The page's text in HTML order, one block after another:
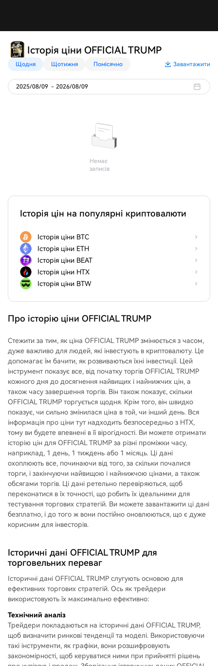
Історія ціни OFFICIAL TRUMP
Щодня Щотижня Помісячно Завантажити
2025/08/09 - 2026/08/09
Немає
записів
Історія цін на популярні криптовалюти
Історія ціни BTC
Історія ціни ETH
Історія ціни BEAT
Історія ціни HTX
Історія ціни BTW
Про історію ціни OFFICIAL TRUMP
Стежити за тим, як ціна OFFICIAL TRUMP змінюється з часом,
дуже важливо для людей, які інвестують в криптовалюту. Це
допомагає їм бачити, як розвиваються їхні інвестиції. Цей
інструмент показує все, від початку торгів OFFICIAL TRUMP
кожного дня до досягнення найвищих і найнижчих цін, а
також часу завершення торгів. Він також показує, скільки
OFFICIAL TRUMP торгується щодня. Крім того, він швидко
показує, чи сильно змінилася ціна в той, чи інший день. Вся
інформація про ціни тут надходить безпосередньо з HTX,
тому ви будете впевнені в її вірогідності. Ви можете отримати
історію цін для OFFICIAL TRUMP за різні проміжки часу,
наприклад, 1 день, 1 тиждень або 1 місяць. Ці дані
охоплюють все, починаючи від того, за скільки почалися
торги, і закінчуючи найвищою і найнижчою цінами, а також
обсягами торгів. Ці дані ретельно перевіряються, щоб
переконатися в їх точності, що робить їх ідеальними для
тестування торгових стратегій. Ви можете завантажити ці дані
безплатно, і до того ж вони постійно оновлюються, що є дуже
корисним для інвесторів.
Історичні дані OFFICIAL TRUMP для
торговельних переваг
Історичні дані OFFICIAL TRUMP слугують основою для
ефективних торгових стратегій. Ось як трейдери
використовують їх максимально ефективно:
Технічний аналіз
Трейдери покладаються на історичні дані OFFICIAL TRUMP,
щоб визначити ринкові тенденції та моделі. Використовуючи
такі інструменти, як графіки, вони розшифровують
закономірності, щоб керуватися ними при прийнятті рішень